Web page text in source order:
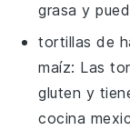
grasa y
tortillas de
maíz: Las
gluten y
cocina